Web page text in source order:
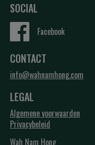
SOCIAL
Facebook
CONTACT
info@wahnamhong.com
LEGAL
Algemene voorwaarden
Privacybeleid
Wah Nam Hong